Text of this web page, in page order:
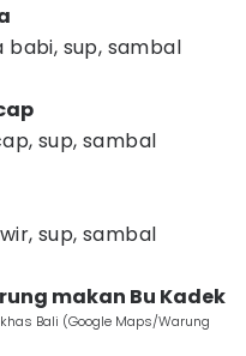
babi, sup, sambal
sup, sambal
sup, sambal
makan Bu Kadek
Bali (Google Maps/Warung